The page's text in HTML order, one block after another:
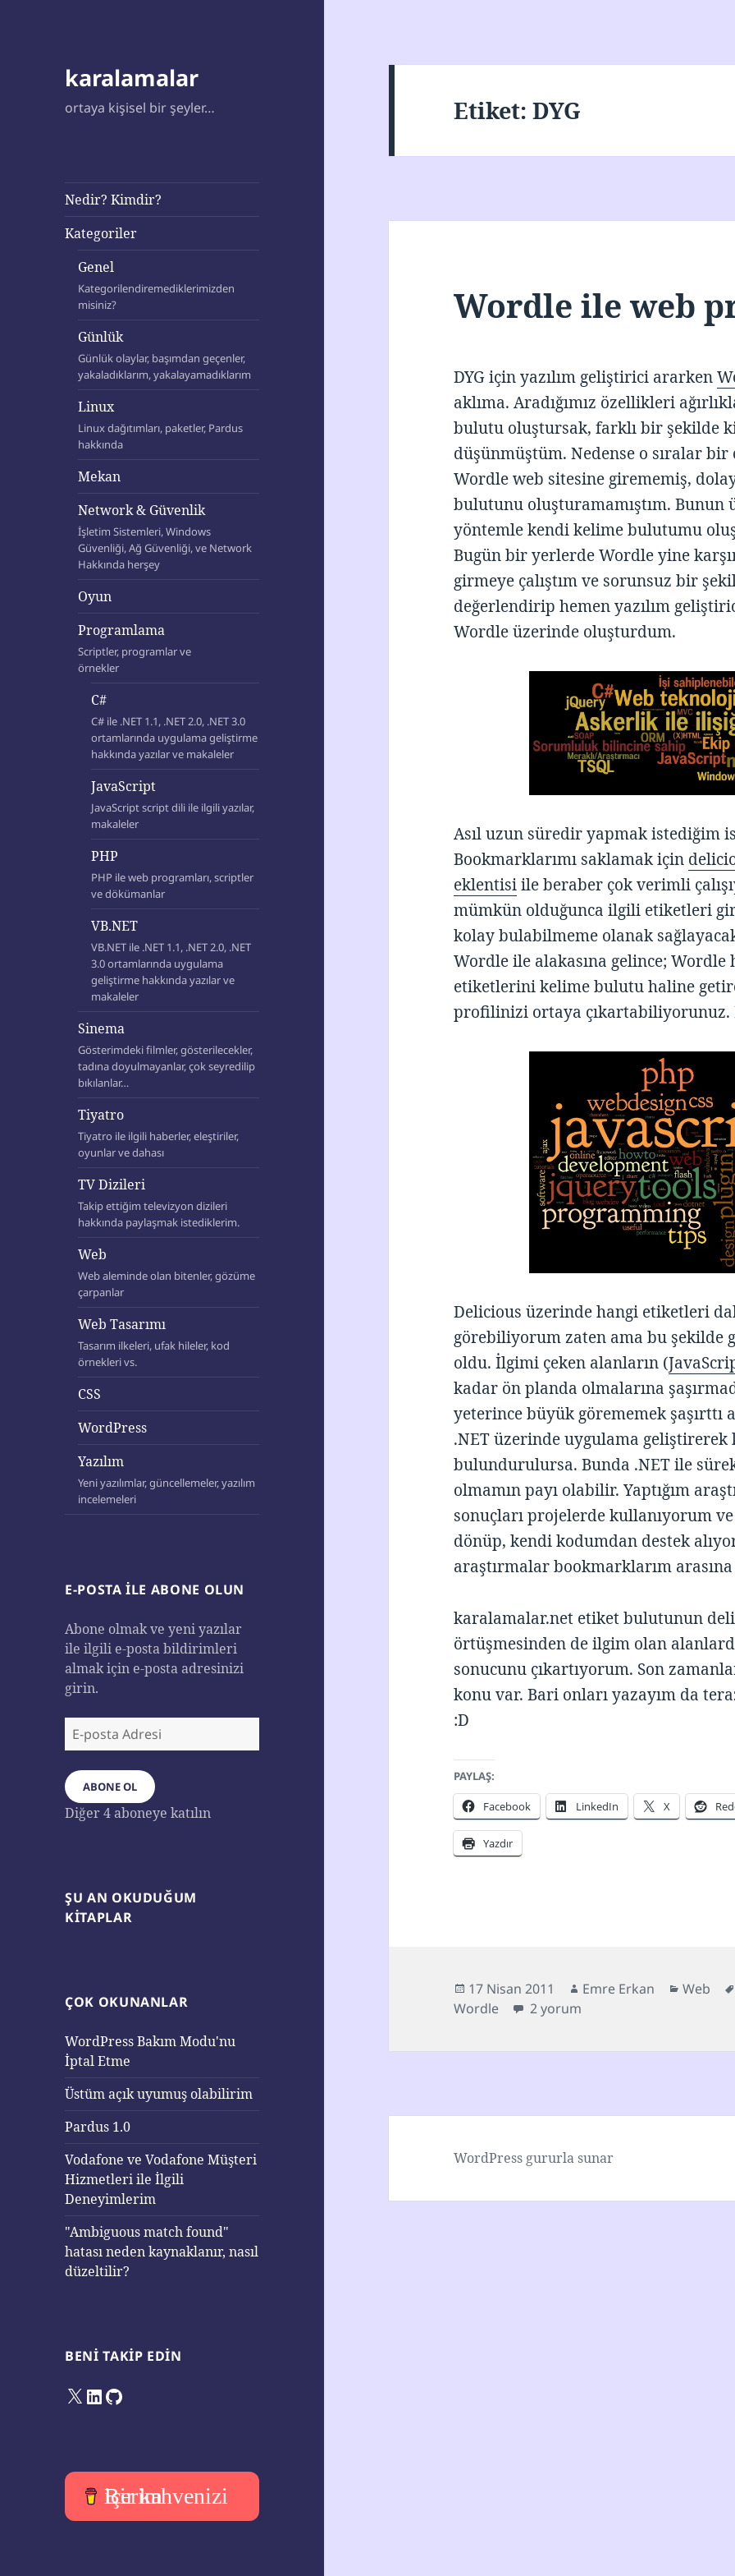
karalamalar
ortaya kişisel bir şeyler…
Nedir? Kimdir?
Kategoriler
Genel
Kategorilendiremediklerimizden
misiniz?
Günlük
Günlük olaylar, başımdan geçenler,
yakaladıklarım, yakalayamadıklarım
Linux
Linux dağıtımları, paketler, Pardus
hakkında
Mekan
Network & Güvenlik
İşletim Sistemleri, Windows
Güvenliği, Ağ Güvenliği, ve Network
Hakkında herşey
Oyun
Programlama
Scriptler, programlar ve
örnekler
C#
C# ile .NET 1.1, .NET 2.0, .NET 3.0
ortamlarında uygulama geliştirme
hakkında yazılar ve makaleler
JavaScript
JavaScript script dili ile ilgili yazılar,
makaleler
PHP
PHP ile web programları, scriptler
ve dökümanlar
VB.NET
VB.NET ile .NET 1.1, .NET 2.0, .NET
3.0 ortamlarında uygulama
geliştirme hakkında yazılar ve
makaleler
Sinema
Gösterimdeki filmler, gösterilecekler,
tadına doyulmayanlar, çok seyredilip
bıkılanlar…
Tiyatro
Tiyatro ile ilgili haberler, eleştiriler,
oyunlar ve dahası
TV Dizileri
Takip ettiğim televizyon dizileri
hakkında paylaşmak istediklerim.
Web
Web aleminde olan bitenler, gözüme
çarpanlar
Web Tasarımı
Tasarım ilkeleri, ufak hileler, kod
örnekleri vs.
CSS
WordPress
Yazılım
Yeni yazılımlar, güncellemeler, yazılım
incelemeleri
E-POSTA ILE ABONE OLUN
Abone olmak ve yeni yazılar
ile ilgili e-posta bildirimleri
almak için e-posta adresinizi
girin.
E-
posta
Adresi
ABONE OL
Diğer 4 aboneye katılın
ŞU AN OKUDUĞUM
KITAPLAR
ÇOK OKUNANLAR
WordPress Bakım Modu'nu
İptal Etme
Üstüm açık uyumuş olabilirim
Pardus 1.0
Vodafone ve Vodafone Müşteri
Hizmetleri ile İlgili
Deneyimlerim
"Ambiguous match found"
hatası neden kaynaklanır, nasıl
düzeltilir?
BENI TAKIP EDIN
X LinkedIn
GitHub
Bir kahvenizi içerim
Etiket:DYG
Wordle ile web
DYG için yazılım geliştirici ararken
aklıma. Aradığımız özellikleri
bulutu oluştursak, farklı bir şekilde
düşünmüştüm. Nedense o sıralar
Wordle web sitesine girememiş,
bulutunu oluşturamamıştım. Bunun
yöntemle kendi kelime bulutumu
Bugün bir yerlerde Wordle yine
girmeye çalıştım ve sorunsuz bir
değerlendirip hemen yazılım
Wordle üzerinde oluşturdum.
Asıl uzun süredir yapmak istediğim
Bookmarklarımı saklamak için
eklentisiile beraber çok verimli
mümkün olduğunca ilgili etiketleri
kolay bulabilmeme olanak
Wordle ile alakasına gelince; Wordle
etiketlerini kelime bulutu haline
profilinizi ortaya
Delicious üzerinde hangi etiketleri
görebiliyorum zaten ama bu şekilde
oldu. İlgimi çeken alanların (
kadar ön planda olmalarına
yeterince büyük görememek şaşırttı
.NET üzerinde uygulama geliştirerek
bulundurulursa. Bunda .NET ile
olmamın payı olabilir. Yaptığım
sonuçları projelerde kullanıyorum
dönüp, kendi kodumdan destek
araştırmalar bookmarklarım
karalamalar.net etiket bulutunun
örtüşmesinden de ilgim olan
sonucunu çıkartıyorum. Son
konu var. Bari onları yazayım da
:D
PAYLAŞ:
Facebook LinkedIn X
Yazdır
Yayın
tarihi
17 Nisan 2011 Yazar
Emre Erkan Web
Wordle
Wordle ile web profilim için
2 yorum
WordPress gururla sunar